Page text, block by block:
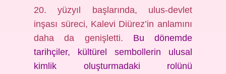
20. yüzyıl başlarında, ulus-devlet
inşası süreci, Kalevi Diürez’in anlamını
daha da genişletti. Bu dönemde
tarihçiler, kültürel sembollerin ulusal
kimlik oluşturmadaki rolünü